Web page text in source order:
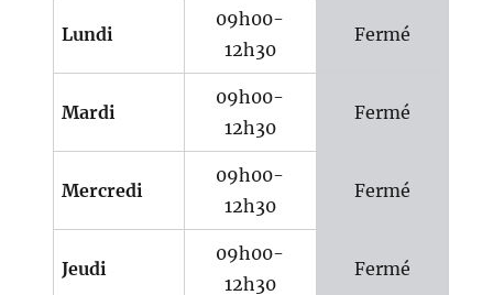
Lundi
09h00-
12h30
Fermé
Mardi
09h00-
12h30
Fermé
Mercredi
09h00-
12h30
Fermé
Jeudi
09h00-
12h30
Fermé